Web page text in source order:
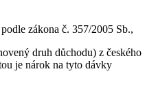
zákona č. 357/2005 Sb.,
druh důchodu) z českého
je nárok na tyto dávky